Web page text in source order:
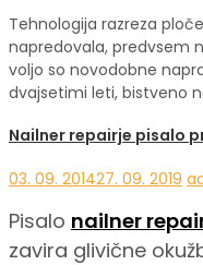
Tehnologija razreza
napredovala, predvsem
voljo so novodobne
dvajsetimi leti, bistveno
Nailner repairje pisalo
03. 09. 201427. 09. 2019
Pisalo nailner
zavira glivične